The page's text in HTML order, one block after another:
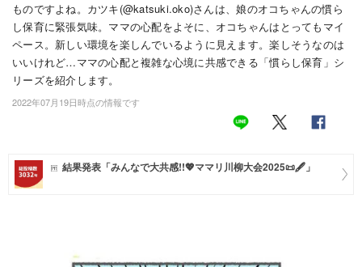
赤ちゃん・育児
子育て・家族
病院
美容・ファッション
住まい
ものですよね。カツキ(@katsuki.oko)さんは、娘のオコちゃんの慣ら
し保育に緊張気味。ママの心配をよそに、オコちゃんはとってもマイ
ペース。新しい環境を楽しんでいるように見えます。楽しそうなのは
いいけれど…ママの心配と複雑な心境に共感できる「慣らし保育」シ
リーズを紹介します。
2022年07月19日時点の情報です
結果発表「みんなで大共感!!💖ママリ川柳大会2025📜🖋️」